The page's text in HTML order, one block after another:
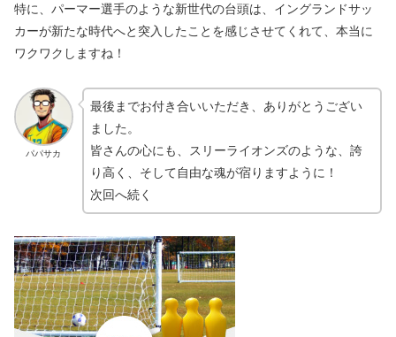
特に、パーマー選手のような新世代の台頭は、イングランドサッ
カーが新たな時代へと突入したことを感じさせてくれて、本当に
ワクワクしますね！
パパサカ
最後までお付き合いいただき、ありがとうござい
ました。
皆さんの心にも、スリーライオンズのような、誇
り高く、そして自由な魂が宿りますように！
次回へ続く